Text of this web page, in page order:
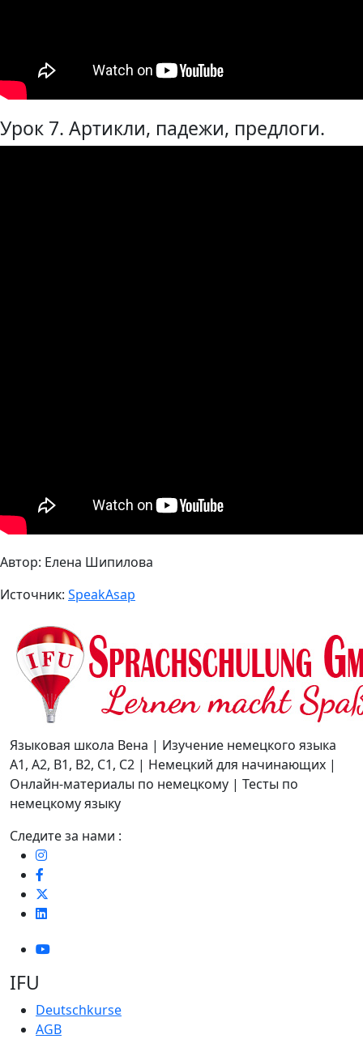
Урок 7. Артикли, падежи, предлоги.
Автор: Елена Шипилова
Источник: SpeakAsap
Языковая школа Вена | Изучение немецкого языка
A1, A2, B1, B2, C1, C2 | Немецкий для начинающих |
Онлайн-материалы по немецкому | Тесты по
немецкому языку
Следите за нами :
IFU
Deutschkurse
AGB